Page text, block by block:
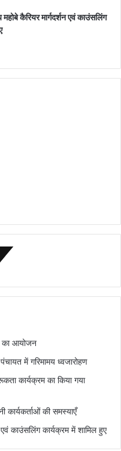
कैरियर मार्गदर्शन एवं काउंसलिंग
का आयोजन
में गरिमामय ध्वजारोहण
कार्यक्रम का किया गया
कार्यकर्ताओं की समस्याएँ
काउंसलिंग कार्यक्रम में शामिल हुए